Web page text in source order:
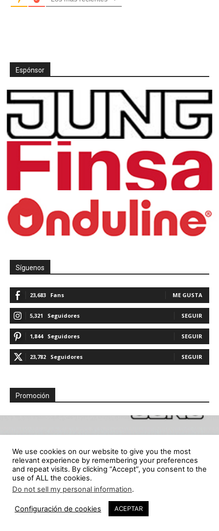
Espónsor
Síguenos
23,683 Fans ME GUSTA
5,321 Seguidores SEGUIR
1,844 Seguidores SEGUIR
23,782 Seguidores SEGUIR
Promoción
We use cookies on our website to give you the most
relevant experience by remembering your preferences
and repeat visits. By clicking “Accept”, you consent to the
use of ALL the cookies.
Do not sell my personal information.
Configuración de cookies ACEPTAR